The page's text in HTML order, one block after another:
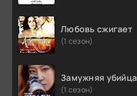
Любовь сжигает
(1 сезон)
Замужняя убийца
(1 сезон)